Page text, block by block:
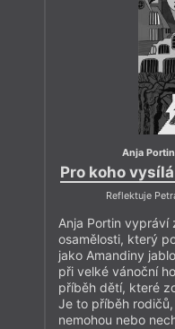
Anja Portin
Pro koho
Reflektuje
Anja Portin vypráví
osamělosti, který
jako Amandiny
při velké vánoční
příběh dětí, které
Je to příběh
nemohou nebo